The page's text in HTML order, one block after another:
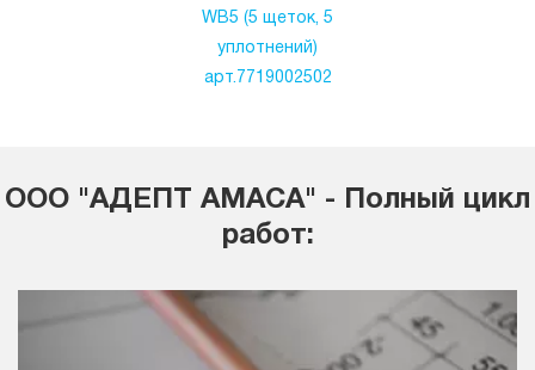
WB5 (5 щеток, 5
уплотнений)
арт.7719002502
ООО "АДЕПТ АМАСА" - Полный цикл
работ: